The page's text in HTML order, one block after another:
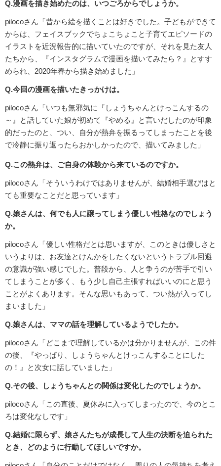
Q.漫画を描き始めたのは、いつごろからでしょうか。
pilocoさん「昔から絵を描くことは好きでした。子どもができて
からは、フェイスブックでちょこちょこと子育てエピソードの
イラストを近況報告的に描いていたのですが、それを見た友人
たちから、『インスタグラムで漫画を描いてみたら？』とすす
められ、2020年春から描き始めました」
Q.今回の漫画を描いたきっかけは。
pilocoさん「いつも無邪気に『しょうちゃんとけっこんするの
～』と話していた娘が初めて『やめる』と言いだしたのが印象
的だったのと、つい、自分が熱弁を振るってしまったことを後
で冷静に振り返ったらおかしかったので、描いてみました」
Q.この熱弁は、ご自身の体験から来ているのですか。
pilocoさん「そういうわけではありませんが、結婚相手選びはと
ても重要なことだと思っています」
Q.娘さんは、何でも人に譲ってしまう優しい性格なのでしょう
か。
pilocoさん「優しい性格だとは思いますが、このときは優しさと
いうよりは、お友達とけんかをしたくないというトラブル回避
の意識が強い感じでした。普段から、人と争うのが苦手で引い
てしまうことが多く、もう少し自己主張すればいいのにと思う
ことがよくあります。そんな思いもあって、つい熱が入ってし
まいました」
Q.娘さんは、ママの話を理解しているようでしたか。
pilocoさん「どこまで理解しているかは分かりませんが、この件
の後、『やっぱり、しょうちゃんとけっこんすることにした
の！』と次女に話していました」
Q.その後、しょうちゃんとの関係は変化したのでしょうか。
pilocoさん「この直後、夏休みに入ってしまったので、今のとこ
ろは変化なしです」
Q.結婚に限らず、娘さんたちが成長して人生の決断を迫られた
とき、どのように行動してほしいですか。